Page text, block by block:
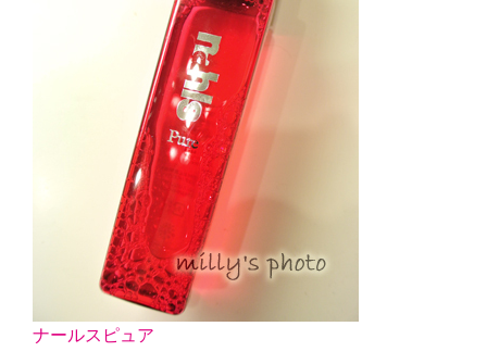
ナールスピュア